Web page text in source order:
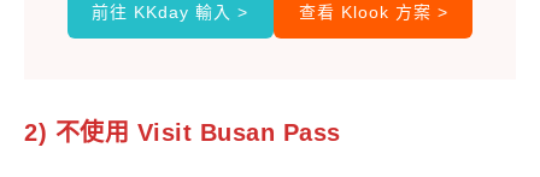
前往 KKday 輸入 > 查看 Klook 方案 >
2) 不使用 Visit Busan Pass